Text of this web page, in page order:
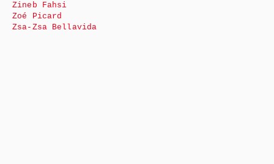
Zineb Fahsi
Zoé Picard
Zsa-Zsa Bellavida